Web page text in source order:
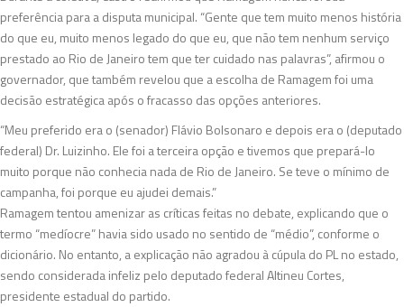
preferência para a disputa municipal. “Gente que tem muito menos história
do que eu, muito menos legado do que eu, que não tem nenhum serviço
prestado ao Rio de Janeiro tem que ter cuidado nas palavras”, afirmou o
governador, que também revelou que a escolha de Ramagem foi uma
decisão estratégica após o fracasso das opções anteriores.
“Meu preferido era o (senador) Flávio Bolsonaro e depois era o (deputado
federal) Dr. Luizinho. Ele foi a terceira opção e tivemos que prepará-lo
muito porque não conhecia nada de Rio de Janeiro. Se teve o mínimo de
campanha, foi porque eu ajudei demais.”
Ramagem tentou amenizar as críticas feitas no debate, explicando que o
termo “medíocre” havia sido usado no sentido de “médio”, conforme o
dicionário. No entanto, a explicação não agradou à cúpula do PL no estado,
sendo considerada infeliz pelo deputado federal Altineu Cortes,
presidente estadual do partido.